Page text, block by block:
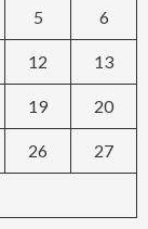
5 6
12 13
19 20
26 27